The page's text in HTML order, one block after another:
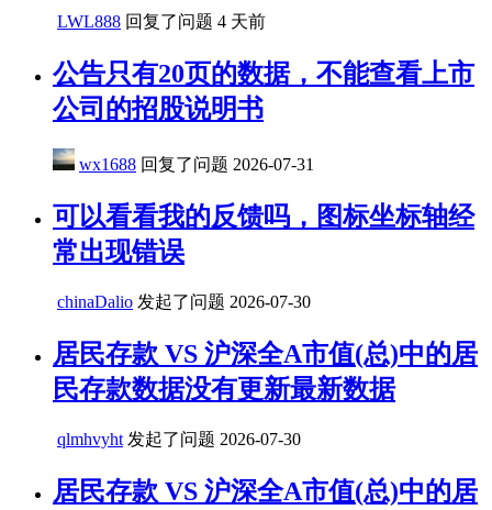
LWL888 回复了问题 4 天前
公告只有20页的数据，不能查看上市
公司的招股说明书
wx1688 回复了问题 2026-07-31
可以看看我的反馈吗，图标坐标轴经
常出现错误
chinaDalio 发起了问题 2026-07-30
居民存款 VS 沪深全A市值(总)中的居
民存款数据没有更新最新数据
qlmhvyht 发起了问题 2026-07-30
居民存款 VS 沪深全A市值(总)中的居